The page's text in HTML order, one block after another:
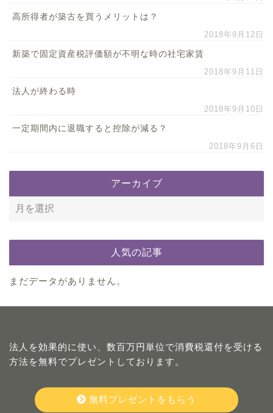
高所得者が築古を買うメリットは？
2018年9月12日
新築で固定資産税評価額が不明な時の社宅家賃
2018年9月11日
法人が終わる時
2018年9月10日
一定期間内に退職すると控除が減る？
2018年9月6日
アーカイブ
人気の記事
まだデータがありません。
法人を効果的に使い、数百万円単位で消費税還付を受ける
方法を無料でプレゼントしております。
無料プレゼントをもらう